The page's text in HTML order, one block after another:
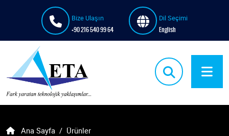
Bize Ulaşın
+90 216 540 99 64
Dil Seçimi
English
Ana Sayfa Ürünler